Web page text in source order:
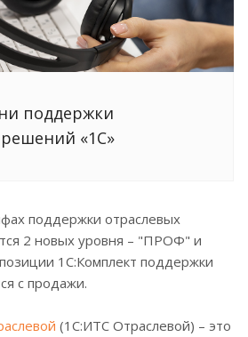
поддержки
«1С»
поддержки отраслевых
2 новых уровня – "ПРОФ" и
1С:Комплект поддержки
с продажи.
(1С:ИТС Отраслевой) – это